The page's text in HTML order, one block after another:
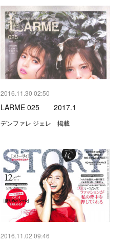
2016.11.30 02:50
LARME 025 2017.1
デンファレ ジェレ 掲載
2016.11.02 09:46